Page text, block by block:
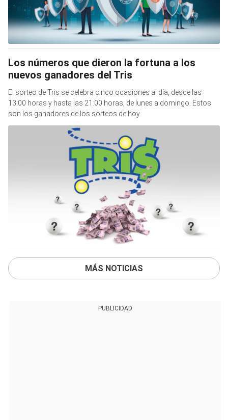
Los números que dieron la fortuna a los
nuevos ganadores del Tris
El sorteo de Tris se celebra cinco ocasiones al día, desde las
13:00 horas y hasta las 21:00 horas, de lunes a domingo. Estos
son los ganadores de los sorteos de hoy
MÁS NOTICIAS
PUBLICIDAD